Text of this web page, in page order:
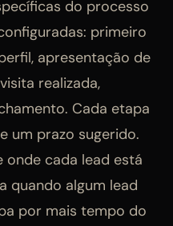
do processo
primeiro
apresentação de
realizada,
Cada etapa
um prazo sugerido.
cada lead está
quando algum lead
por mais tempo do